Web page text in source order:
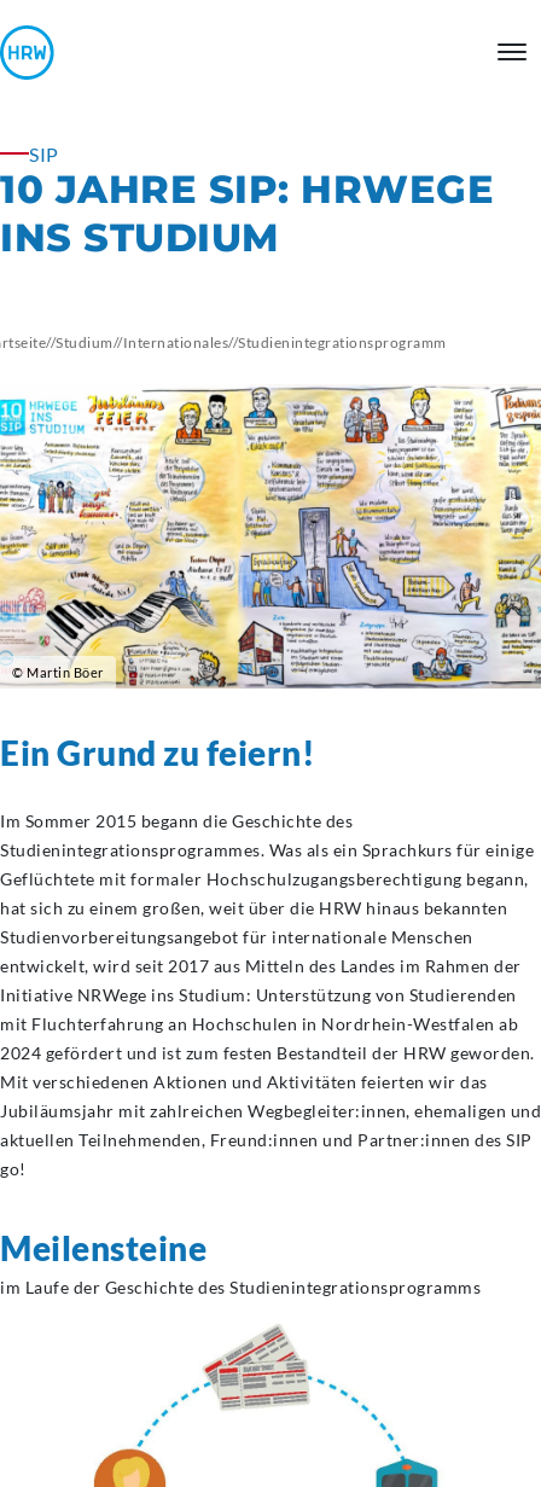
SIP
10 JAHRE SIP: HRWEGE
INS STUDIUM
//Studium//Internationales//Studienintegrationsprogramm
© Martin Böer
Ein Grund zu feiern!
Im Sommer 2015 begann die Geschichte des
Studienintegrationsprogrammes. Was als ein Sprachkurs für einige
Geflüchtete mit formaler Hochschulzugangsberechtigung begann,
hat sich zu einem großen, weit über die HRW hinaus bekannten
Studienvorbereitungsangebot für internationale Menschen
entwickelt, wird seit 2017 aus Mitteln des Landes im Rahmen der
Initiative NRWege ins Studium: Unterstützung von Studierenden
mit Fluchterfahrung an Hochschulen in Nordrhein-Westfalen ab
2024 gefördert und ist zum festen Bestandteil der HRW geworden.
Mit verschiedenen Aktionen und Aktivitäten feierten wir das
Jubiläumsjahr mit zahlreichen Wegbegleiter:innen, ehemaligen und
aktuellen Teilnehmenden, Freund:innen und Partner:innen des SIP
go!
Meilensteine
im Laufe der Geschichte des Studienintegrationsprogramms